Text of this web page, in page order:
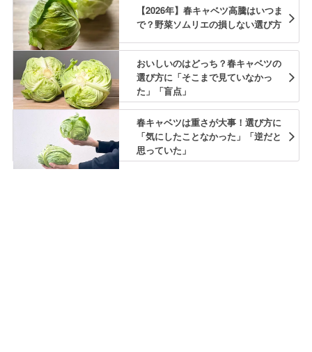
【2026年】春キャベツ高騰はいつま
で？野菜ソムリエの損しない選び方
おいしいのはどっち？春キャベツの
選び方に「そこまで見ていなかっ
た」「盲点」
春キャベツは重さが大事！選び方に
「気にしたことなかった」「逆だと
思っていた」